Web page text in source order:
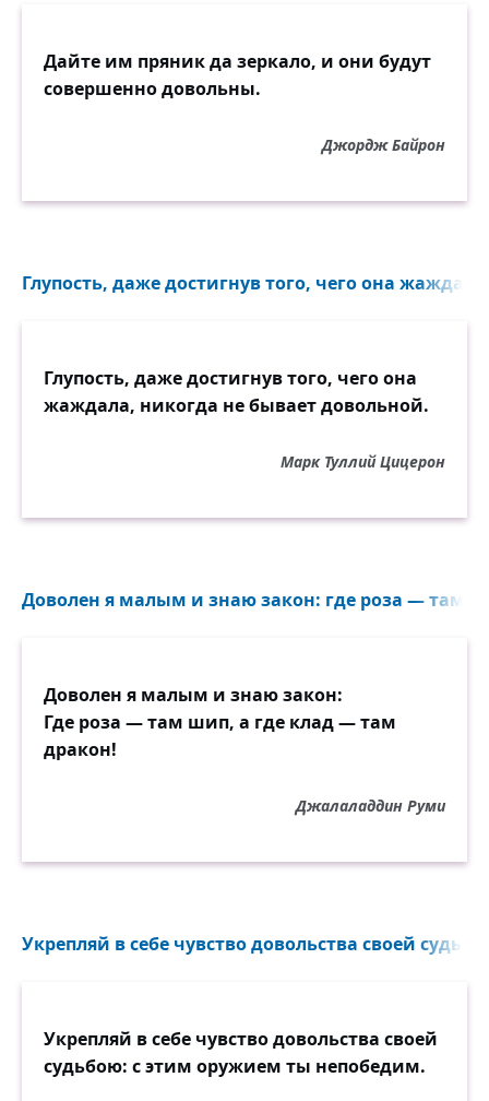
Дайте им пряник да зеркало, и они будут
совершенно довольны.
Джордж Байрон
Глупость, даже достигнув того, чего она
Глупость, даже достигнув того, чего она
жаждала, никогда не бывает довольной.
Марк Туллий Цицерон
Доволен я малым и знаю закон: где роза — там
Доволен я малым и знаю закон:
Где роза — там шип, а где клад — там
дракон!
Джалаладдин Руми
Укрепляй в себе чувство довольства своей
Укрепляй в себе чувство довольства своей
судьбою: с этим оружием ты непобедим.